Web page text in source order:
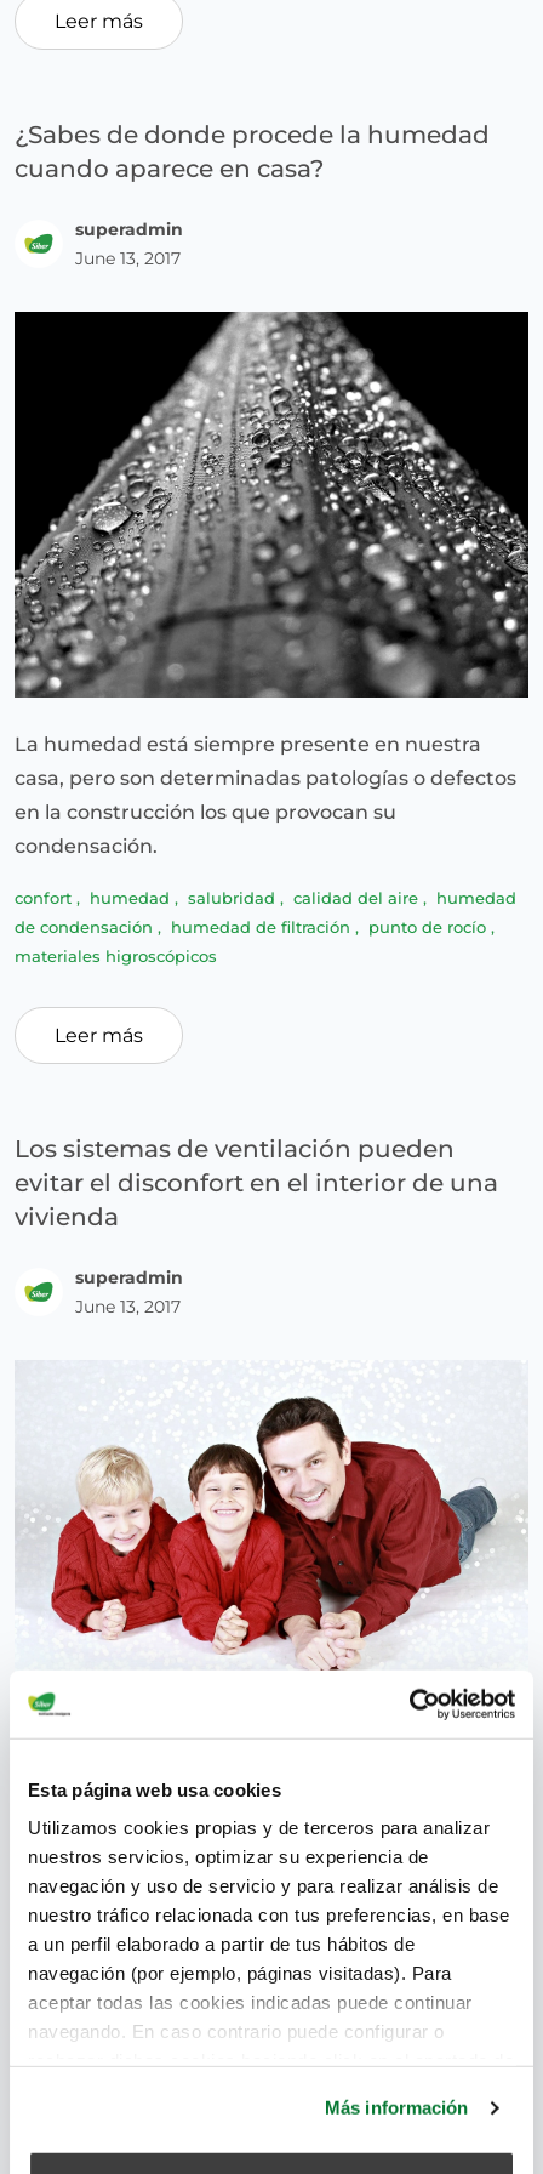
Esta página web usa cookies
Utilizamos cookies propias y de terceros para analizar
nuestros servicios, optimizar su experiencia de
navegación y uso de servicio y para realizar análisis de
nuestro tráfico relacionada con tus preferencias, en base
a un perfil elaborado a partir de tus hábitos de
navegación (por ejemplo, páginas visitadas). Para
aceptar todas las cookies indicadas puede continuar
navegando. En caso contrario puede configurar o
Más información
Leer más
¿Sabes de donde procede la humedad
cuando aparece en casa?
superadmin
June 13, 2017
La humedad está siempre presente en nuestra
casa, pero son determinadas patologías o defectos
en la construcción los que provocan su
condensación.
confort , humedad , salubridad , calidad del aire , humedad
de condensación , humedad de filtración , punto de rocío ,
materiales higroscópicos
Leer más
Los sistemas de ventilación pueden
evitar el disconfort en el interior de una
vivienda
superadmin
June 13, 2017
humedad y las sustancias nocivas se acumulen en
el interior, manteniéndose los niveles de salubridad.
confort,humedad, temperatura, ventilación mecánica
salubridad,ventilación natural , intercambiador de calor,
ventilación híbrida,ventilación mecánica de doble flujo,
sustancias nocivas,disconfort ,ventilación cruzada
Leer más
La humedad producida por